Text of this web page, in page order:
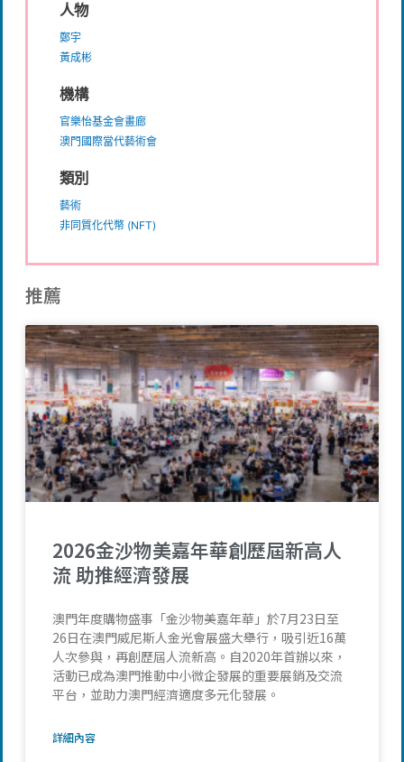
人物
鄭宇
黃成彬
機構
官樂怡基金會畫廊
澳門國際當代藝術會
類別
藝術
非同質化代幣 (NFT)
推薦
2026金沙物美嘉年華創歷屆新高人
流 助推經濟發展
澳門年度購物盛事「金沙物美嘉年華」於7月23日至
26日在澳門威尼斯人金光會展盛大舉行，吸引近16萬
人次參與，再創歷屆人流新高。自2020年首辦以來，
活動已成為澳門推動中小微企發展的重要展銷及交流
平台，並助力澳門經濟適度多元化發展。
詳細內容